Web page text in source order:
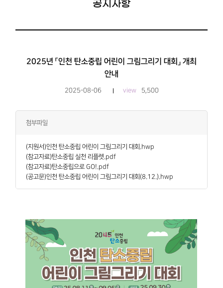
공지사항
2025년 「인천 탄소중립 어린이 그림그리기 대회」 개최
안내
2025-08-06 view 5,500
첨부파일
(지원서)인천 탄소중립 어린이 그림그리기 대회.hwp
(참고자료)탄소중립 실천 리플렛.pdf
(참고자료)탄소중립으로 GO!.pdf
(공고문)인천 탄소중립 어린이 그림그리기 대회(8.12.).hwp